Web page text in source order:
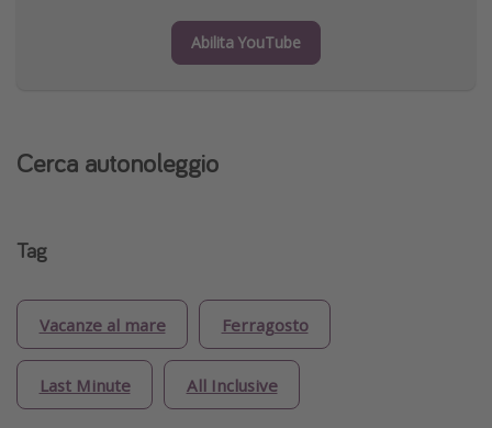
Abilita YouTube
Cerca autonoleggio
Tag
Vacanze al mare Ferragosto
Last Minute All Inclusive